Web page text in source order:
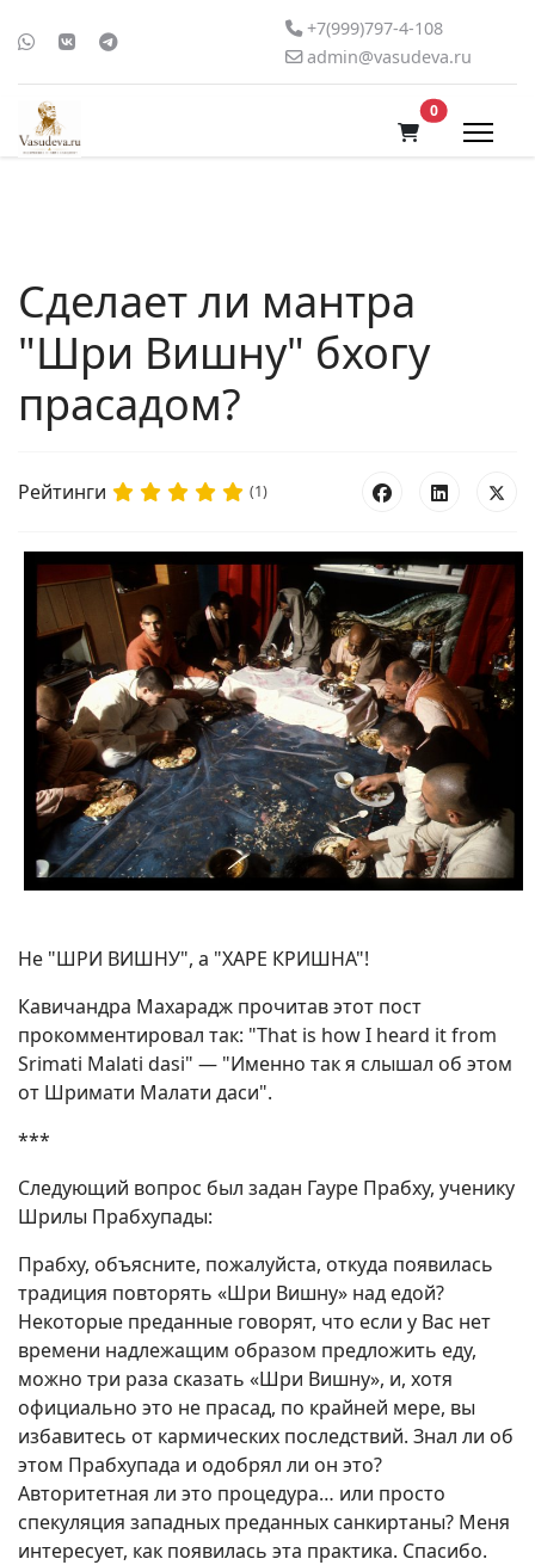
+7(999)797-4-108
admin@vasudeva.ru
0В корзину
Сделает ли мантра
"Шри Вишну" бхогу
прасадом?
Рейтинги (1)
Не "ШРИ ВИШНУ", а "ХАРЕ КРИШНА"!
Кавичандра Махарадж прочитав этот пост
прокомментировал так: "That is how I heard it from
Srimati Malati dasi" — "Именно так я слышал об этом
от Шримати Малати даси".
***
Следующий вопрос был задан Гауре Прабху, ученику
Шрилы Прабхупады:
Прабху, объясните, пожалуйста, откуда появилась
традиция повторять «Шри Вишну» над едой?
Некоторые преданные говорят, что если у Вас нет
времени надлежащим образом предложить еду,
можно три раза сказать «Шри Вишну», и, хотя
официально это не прасад, по крайней мере, вы
избавитесь от кармических последствий. Знал ли об
этом Прабхупада и одобрял ли он это?
Авторитетная ли это процедура… или просто
спекуляция западных преданных санкиртаны? Меня
интересует, как появилась эта практика. Спасибо.